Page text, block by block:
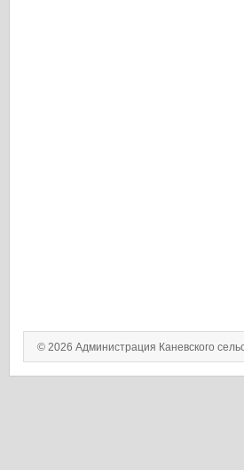
© 2026 Администрация Каневского